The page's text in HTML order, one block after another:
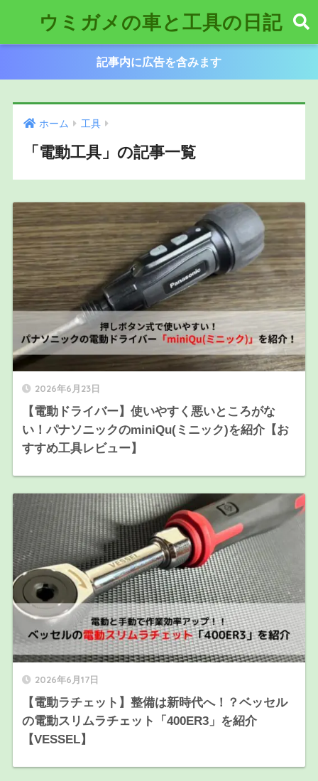
ウミガメの車と工具の日記
記事内に広告を含みます
ホーム 工具
「電動工具」の記事一覧
2026年6月23日
【電動ドライバー】使いやすく悪いところがな
い！パナソニックのminiQu(ミニック)を紹介【お
すすめ工具レビュー】
2026年6月17日
【電動ラチェット】整備は新時代へ！？ベッセル
の電動スリムラチェット「400ER3」を紹介
【VESSEL】